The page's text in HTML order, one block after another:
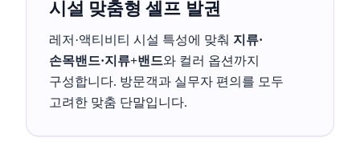
시설 맞춤형 셀프 발권
레저·액티비티 시설 특성에 맞춰 지류·
손목밴드·지류+밴드와 컬러 옵션까지
구성합니다. 방문객과 실무자 편의를 모두
고려한 맞춤 단말입니다.